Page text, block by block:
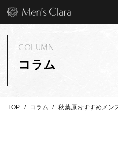
コラム
COLUMN
TOP コラム 秋葉原おすすめメン